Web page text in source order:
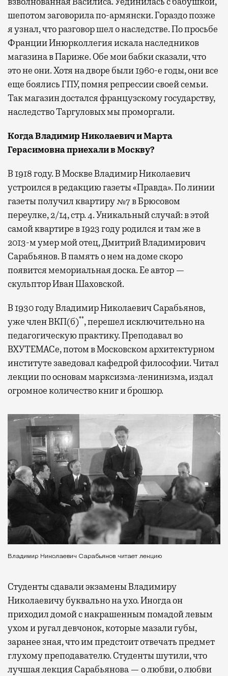
шепотом заговорила по-армянски. Гораздо позже
я узнал, что разговор шел о наследстве. По просьбе
Франции Инюрколлегия искала наследников
магазина в Париже. Обе мои бабки сказали, что
это не они. Хотя на дворе были 1960-е годы, они все
еще боялись ГПУ, помня репрессии своей семьи.
Так магазин достался французскому государству,
наследство Таргуловых мы проморгали.
Когда Владимир Николаевич и Марта
Герасимовна приехали в Москву?
В 1918 году. В Москве Владимир Николаевич
устроился в редакцию газеты «Правда». По линии
газеты получил квартиру №7 в Брюсовом
переулке, 2/14, стр. 4. Уникальный случай: в этой
самой квартире в 1923 году родился и там же в
2013-м умер мой отец, Дмитрий Владимирович
Сарабьянов. В память о нем на доме скоро
появится мемориальная доска. Ее автор —
скульптор Иван Шаховской.
В 1930 году Владимир Николаевич Сарабьянов,
уже член ВКП(б)**, перешел исключительно на
педагогическую практику. Преподавал во
ВХУТЕМАСе, потом в Московском архитектурном
институте заведовал кафедрой философии. Читал
лекции по основам марксизма-ленинизма, издал
огромное количество книг и брошюр.
Владимир Николаевич Сарабьянов читает лекцию
Студенты сдавали экзамены Владимиру
Николаевичу буквально на ухо. Иногда он
приходил домой с накрашенным помадой левым
ухом и ругал девчонок, которые мазали губы,
заранее зная, что им предстоит отвечать предмет
глухому преподавателю. Студенты шутили, что
лучшая лекция Сарабьянова — о любви, о любви